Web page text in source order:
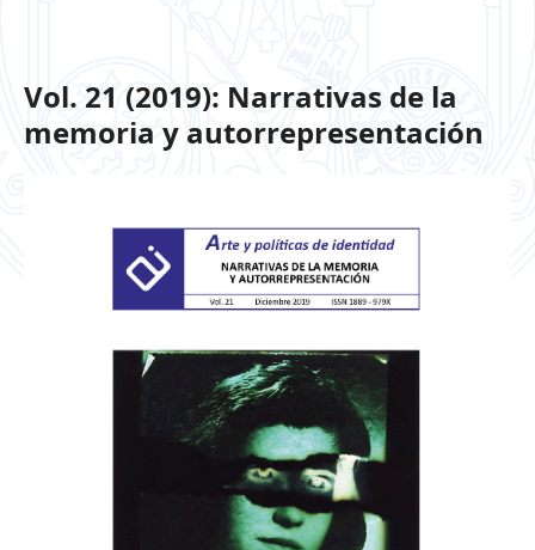
Vol. 21 (2019): Narrativas de la
memoria y autorrepresentación